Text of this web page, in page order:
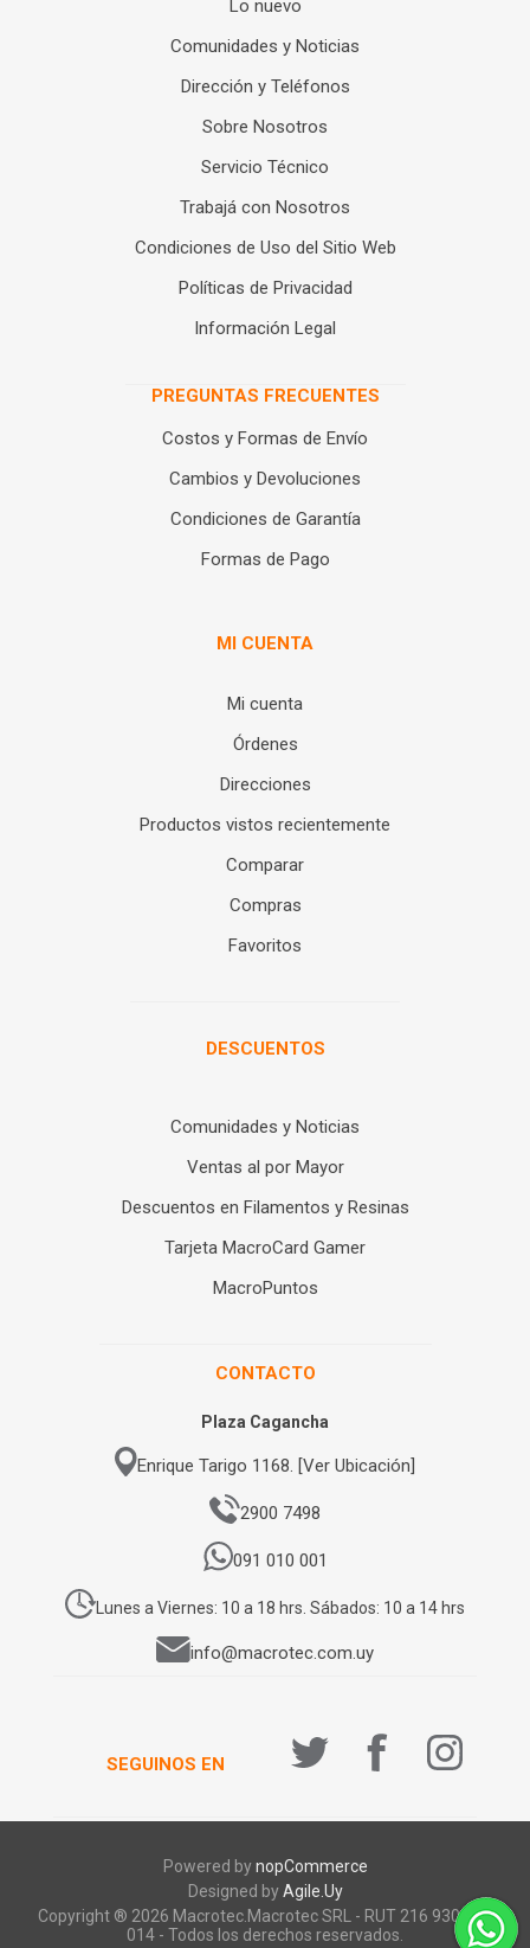
Lo nuevo
Comunidades y Noticias
Dirección y Teléfonos
Sobre Nosotros
Servicio Técnico
Trabajá con Nosotros
Condiciones de Uso del Sitio Web
Políticas de Privacidad
Información Legal
PREGUNTAS FRECUENTES
Costos y Formas de Envío
Cambios y Devoluciones
Condiciones de Garantía
Formas de Pago
MI CUENTA
Mi cuenta
Órdenes
Direcciones
Productos vistos recientemente
Comparar
Compras
Favoritos
DESCUENTOS
Comunidades y Noticias
Ventas al por Mayor
Descuentos en Filamentos y Resinas
Tarjeta MacroCard Gamer
MacroPuntos
CONTACTO
Plaza Cagancha
Enrique Tarigo 1168. [Ver Ubicación]
2900 7498
091 010 001
Lunes a Viernes: 10 a 18 hrs. Sábados: 10 a 14 hrs
info@macrotec.com.uy
SEGUINOS EN
Powered bynopCommerce
Designed byAgile.Uy
Copyright ® 2026 Macrotec.Macrotec SRL - RUT 216 930 920
014 - Todos los derechos reservados.